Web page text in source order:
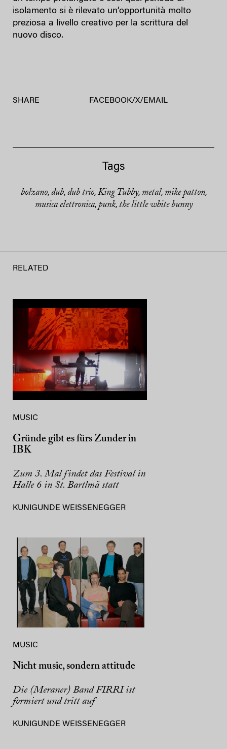
isolamento si è rilevato un’opportunità molto
preziosa a livello creativo per la scrittura del
nuovo disco.
SHARE FACEBOOK/X/ EMAIL
Tags
bolzano, dub, dub trio, King Tubby, metal, mike patton,
musica elettronica, punk, the little white bunny
RELATED
MUSIC
Gründe gibt es fürs Zunder in
IBK
Zum 3. Mal findet das Festival in
Halle 6 in St. Bartlmä statt
KUNIGUNDE WEISSENEGGER
MUSIC
Nicht music, sondern attitude
Die (Meraner) Band FIRRI ist
formiert und tritt auf
KUNIGUNDE WEISSENEGGER